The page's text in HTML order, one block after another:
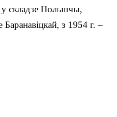
у складзе Польшчы,
з 1954 г. –